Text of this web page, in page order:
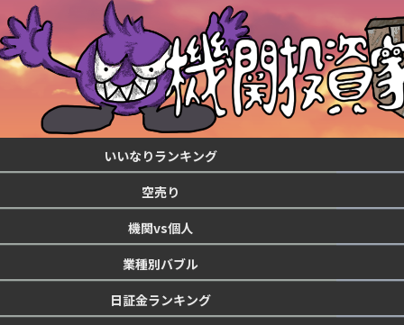
いいなりランキング
空売り
機関vs個人
業種別バブル
日証金ランキング